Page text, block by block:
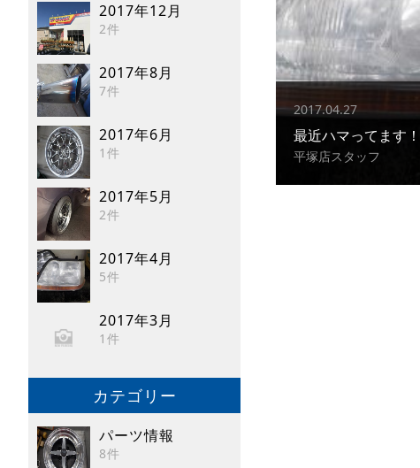
2017年12月
2件
2017年8月
7件
2017年6月
1件
2017年5月
2件
2017年4月
5件
2017年3月
1件
カテゴリー
パーツ情報
8件
2017.04.27
最近ハマってます！
平塚店スタッフ